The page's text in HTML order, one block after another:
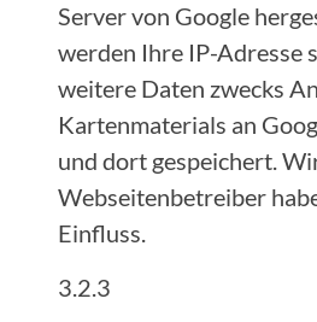
Server von Google
werden Ihre IP-Adresse
weitere Daten zwecks
Kartenmaterials an
und dort gespeichert.
Webseitenbetreiber
Einfluss.
3.2.3